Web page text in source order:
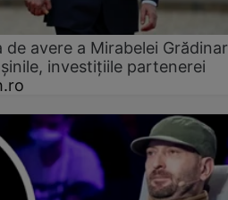
avere a Mirabelei
investițiile partenerei